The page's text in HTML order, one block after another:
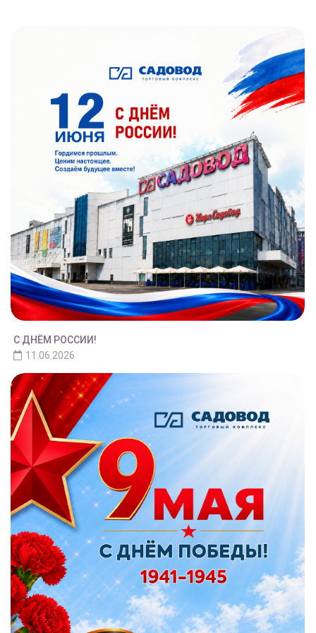
С ДНЁМ РОССИИ!
11.06.2026